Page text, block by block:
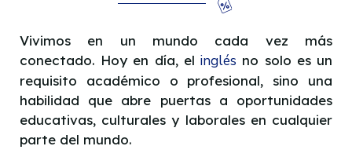
Vivimos en un mundo cada vez más
conectado. Hoy en día, elinglés no solo es un
requisito académico o profesional, sino una
habilidad que abre puertas a oportunidades
educativas, culturales y laborales en cualquier
parte del mundo.